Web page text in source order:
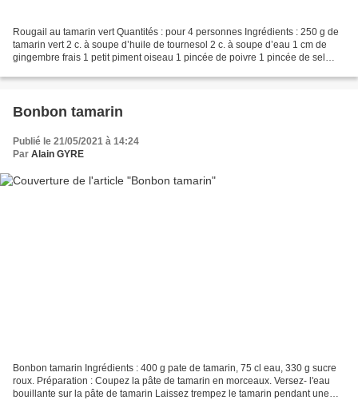
Rougail au tamarin vert Quantités : pour 4 personnes Ingrédients : 250 g de
tamarin vert 2 c. à soupe d’huile de tournesol 2 c. à soupe d’eau 1 cm de
gingembre frais 1 petit piment oiseau 1 pincée de poivre 1 pincée de sel
Bonbon tamarin
Publié le 21/05/2021 à 14:24
Par Alain GYRE
Bonbon tamarin Ingrédients : 400 g pate de tamarin, 75 cl eau, 330 g sucre
roux. Préparation : Coupez la pâte de tamarin en morceaux. Versez- l'eau
bouillante sur la pâte de tamarin Laissez trempez le tamarin pendant une